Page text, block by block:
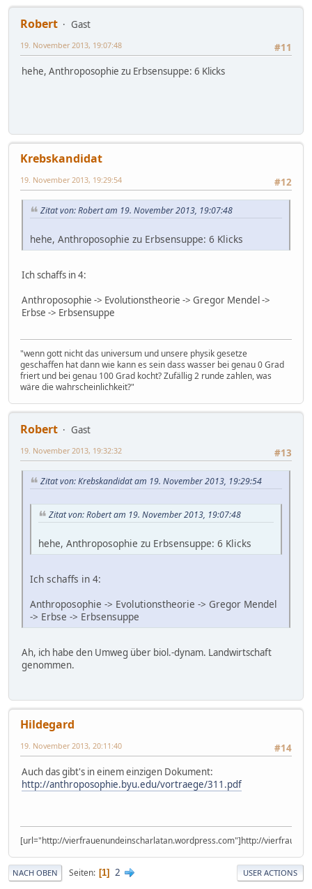
Robert
Gast
#11
19. November 2013, 19:07:48
hehe, Anthroposophie zu Erbsensuppe: 6 Klicks
Krebskandidat
#12
19. November 2013, 19:29:54
Zitat von: Robert am 19. November 2013, 19:07:48
hehe, Anthroposophie zu Erbsensuppe: 6 Klicks
Ich schaffs in 4:
Anthroposophie -> Evolutionstheorie -> Gregor Mendel ->
Erbse -> Erbsensuppe
"wenn gott nicht das universum und unsere physik gesetze
geschaffen hat dann wie kann es sein dass wasser bei genau 0 Grad
friert und bei genau 100 Grad kocht? Zufällig 2 runde zahlen, was
wäre die wahrscheinlichkeit?"
Robert
Gast
#13
19. November 2013, 19:32:32
Zitat von: Krebskandidat am 19. November 2013, 19:29:54
Zitat von: Robert am 19. November 2013, 19:07:48
hehe, Anthroposophie zu Erbsensuppe: 6 Klicks
Ich schaffs in 4:
Anthroposophie -> Evolutionstheorie -> Gregor Mendel
-> Erbse -> Erbsensuppe
Ah, ich habe den Umweg über biol.-dynam. Landwirtschaft
genommen.
Hildegard
#14
19. November 2013, 20:11:40
Auch das gibt's in einem einzigen Dokument:
http://anthroposophie.byu.edu/vortraege/311.pdf
[url="http://vierfrauenundeinscharlatan.wordpress.com"]http://
NACH OBEN Seiten 1 2 USER ACTIONS